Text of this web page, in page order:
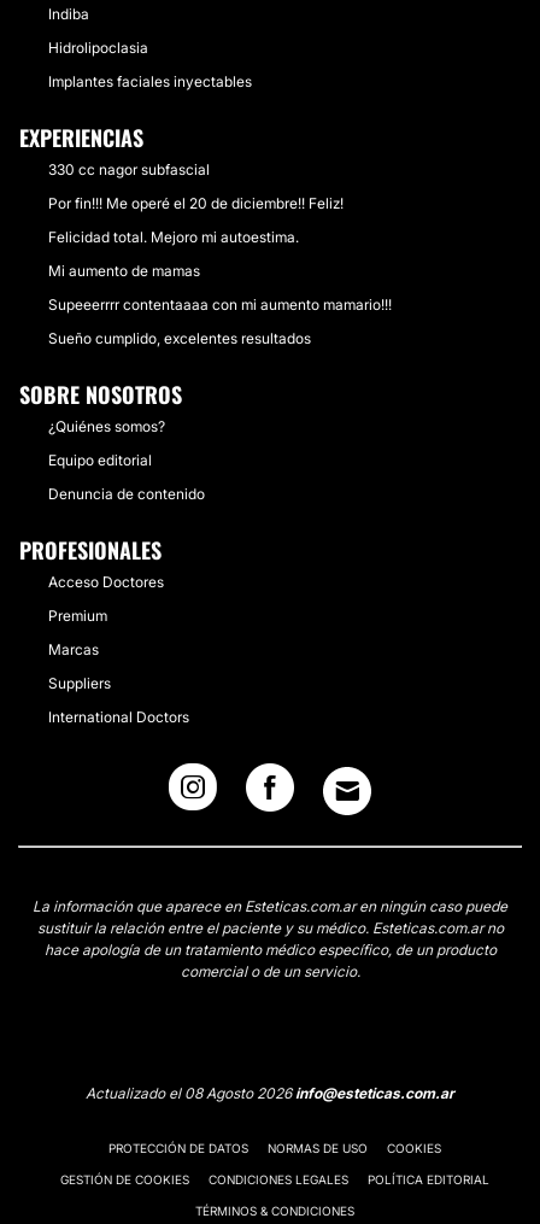
Indiba
Hidrolipoclasia
Implantes faciales inyectables
EXPERIENCIAS
330 cc nagor subfascial
Por fin!!! Me operé el 20 de diciembre!! Feliz!
Felicidad total. Mejoro mi autoestima.
Mi aumento de mamas
Supeeerrrr contentaaaa con mi aumento mamario!!!
Sueño cumplido, excelentes resultados
SOBRE NOSOTROS
¿Quiénes somos?
Equipo editorial
Denuncia de contenido
PROFESIONALES
Acceso Doctores
Premium
Marcas
Suppliers
International Doctors
La información que aparece en Esteticas.com.ar en ningún caso puede
sustituir la relación entre el paciente y su médico. Esteticas.com.ar no
hace apología de un tratamiento médico específico, de un producto
comercial o de un servicio.
Actualizado el 08 Agosto 2026info@esteticas.com.ar
PROTECCIÓN DE DATOS NORMAS DE USO COOKIES
GESTIÓN DE COOKIES CONDICIONES LEGALES POLÍTICA EDITORIAL
TÉRMINOS & CONDICIONES